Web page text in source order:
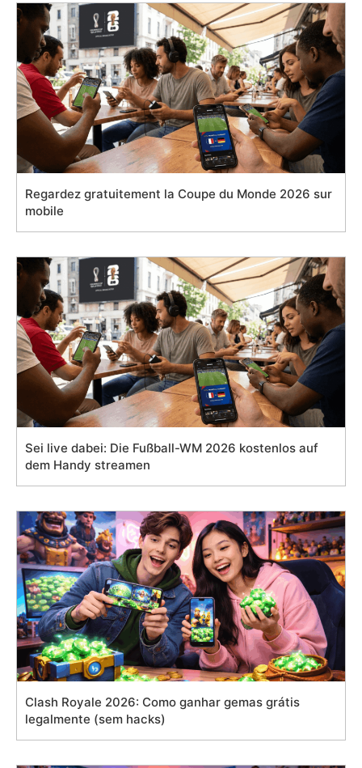
Regardez gratuitement la Coupe du Monde 2026 sur
mobile
Sei live dabei: Die Fußball-WM 2026 kostenlos auf
dem Handy streamen
Clash Royale 2026: Como ganhar gemas grátis
legalmente (sem hacks)